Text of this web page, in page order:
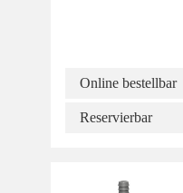
Online bestellbar
Reservierbar